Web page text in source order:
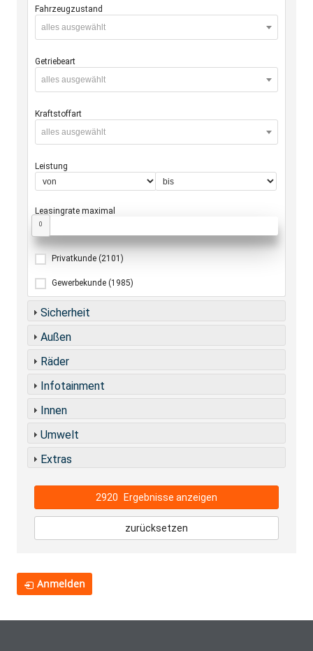
Fahrzeugzustand
alles ausgewählt
Getriebeart
alles ausgewählt
Kraftstoffart
alles ausgewählt
Leistung
Leasingrate maximal
0
Privatkunde (2101)
Gewerbekunde (1985)
Sicherheit
Außen
Räder
Infotainment
Innen
Umwelt
Extras
2920 Ergebnisse anzeigen
zurücksetzen
Anmelden